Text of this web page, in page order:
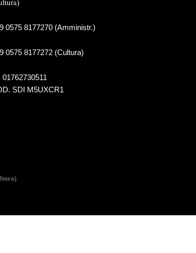
0575 8177270 (Amministr.)
0575 8177272 (Cultura)
01762730511
SDI M5UXCR1